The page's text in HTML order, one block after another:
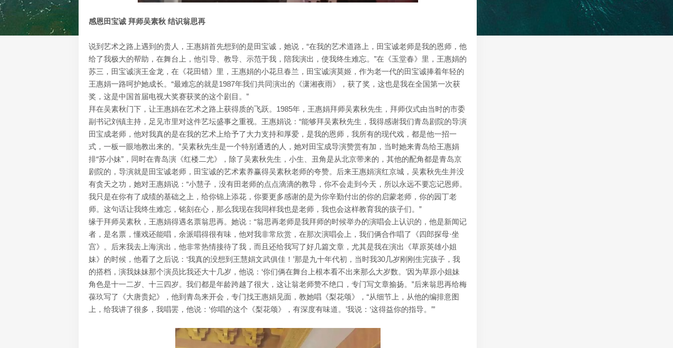
感恩田宝诚 拜师吴素秋 结识翁思再
说到艺术之路上遇到的贵人，王惠娟首先想到的是田宝诚，她说，“在我的艺术道路上，田宝诚老师是我的恩师，他
给了我极大的帮助，在舞台上，他引导、教导、示范于我，陪我演出，使我终生难忘。”在《玉堂春》里，王惠娟的
苏三，田宝诚演王金龙，在《花田错》里，王惠娟的小花旦春兰，田宝诚演莫姬，作为老一代的田宝诚捧着年轻的
王惠娟一路呵护她成长。“最难忘的就是1987年我们共同演出的《潇湘夜雨》，获了奖，这也是我在全国第一次获
奖，这是中国首届电视大奖赛获奖的这个剧目。”
拜在吴素秋门下，让王惠娟在艺术之路上获得质的飞跃。1985年，王惠娟拜师吴素秋先生，拜师仪式由当时的市委
副书记刘镇主持，足见市里对这件艺坛盛事之重视。王惠娟说：“能够拜吴素秋先生，我得感谢我们青岛剧院的导演
田宝成老师，他对我真的是在我的艺术上给予了大力支持和厚爱，是我的恩师，我所有的现代戏，都是他一招一
式，一板一眼地教出来的。”吴素秋先生是一个特别通透的人，她对田宝成导演赞赏有加，当时她来青岛给王惠娟
排“苏小妹”，同时在青岛演《红楼二尤》，除了吴素秋先生，小生、丑角是从北京带来的，其他的配角都是青岛京
剧院的，导演就是田宝诚老师，田宝诚的艺术素养赢得吴素秋老师的夸赞。后来王惠娟演红京城，吴素秋先生并没
有贪天之功，她对王惠娟说：“小慧子，没有田老师的点点滴滴的教导，你不会走到今天，所以永远不要忘记恩师。
我只是在你有了成绩的基础之上，给你锦上添花，你要更多感谢的是为你辛勤付出的你的启蒙老师，你的园丁老
师。这句话让我终生难忘，铭刻在心，那么我现在我同样我也是老师，我也会这样教育我的孩子们。”
缘于拜师吴素秋，王惠娟得遇名票翁思再。她说：“翁思再老师是我拜师的时候举办的演唱会上认识的，他是新闻记
者，是名票，懂戏还能唱，余派唱得很有味，他对我非常欣赏，在那次演唱会上，我们俩合作唱了《四郎探母·坐
宫》。后来我去上海演出，他非常热情接待了我，而且还给我写了好几篇文章，尤其是我在演出《草原英雄小姐
妹》的时候，他看了之后说：‘我真的没想到王慧娟文武俱佳！’那是九十年代初，当时我30几岁刚刚生完孩子，我
的搭档，演我妹妹那个演员比我还大十几岁，他说：‘你们俩在舞台上根本看不出来那么大岁数。’因为草原小姐妹
角色是十一二岁、十三四岁。我们都是年龄跨越了很大，这让翁老师赞不绝口，专门写文章揄扬。”后来翁思再给梅
葆玖写了《大唐贵妃》，他到青岛来开会，专门找王惠娟见面，教她唱《梨花颂》，“从细节上，从他的编排意图
上，给我讲了很多，我唱罢，他说：‘你唱的这个《梨花颂》，有深度有味道。’我说：‘这得益你的指导。’”